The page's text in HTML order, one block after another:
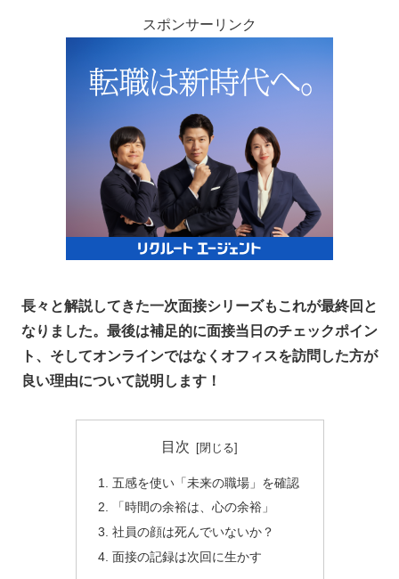
スポンサーリンク
長々と解説してきた一次面接シリーズもこれが最終回と
なりました。最後は補足的に面接当日のチェックポイン
ト、そしてオンラインではなくオフィスを訪問した方が
良い理由について説明します！
目次
五感を使い「未来の職場」を確認
「時間の余裕は、心の余裕」
社員の顔は死んでいないか？
面接の記録は次回に生かす